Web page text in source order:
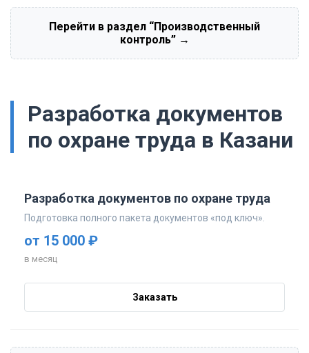
Перейти в раздел “Производственный
контроль” →
Разработка документов
по охране труда в Казани
Разработка документов по охране труда
Подготовка полного пакета документов «под ключ».
от 15 000 ₽
в месяц
Заказать